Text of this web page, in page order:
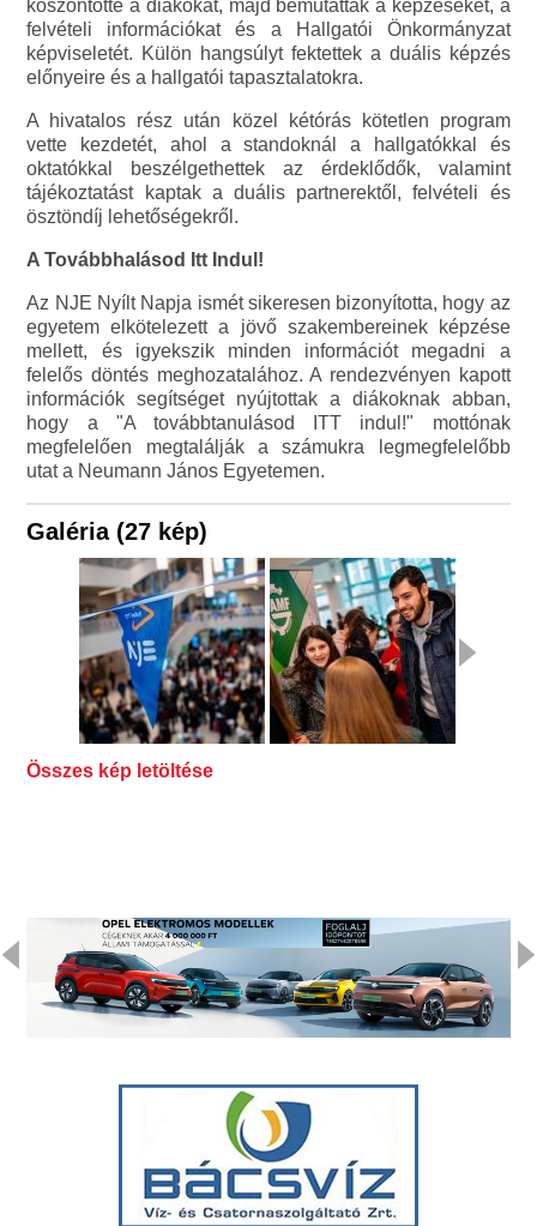
köszöntötte a diákokat, majd bemutatták a képzéseket, a
felvételi információkat és a Hallgatói Önkormányzat
képviseletét. Külön hangsúlyt fektettek a duális képzés
előnyeire és a hallgatói tapasztalatokra.
A hivatalos rész után közel kétórás kötetlen program
vette kezdetét, ahol a standoknál a hallgatókkal és
oktatókkal beszélgethettek az érdeklődők, valamint
tájékoztatást kaptak a duális partnerektől, felvételi és
ösztöndíj lehetőségekről.
A Továbbhalásod Itt Indul!
Az NJE Nyílt Napja ismét sikeresen bizonyította, hogy az
egyetem elkötelezett a jövő szakembereinek képzése
mellett, és igyekszik minden információt megadni a
felelős döntés meghozatalához. A rendezvényen kapott
információk segítséget nyújtottak a diákoknak abban,
hogy a "A továbbtanulásod ITT indul!" mottónak
megfelelően megtalálják a számukra legmegfelelőbb
utat a Neumann János Egyetemen.
Galéria (27 kép)
Összes kép letöltése